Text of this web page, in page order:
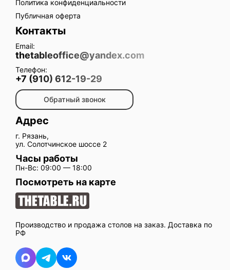
Производство и продажа столов на заказ. Доставка по
РФ
Политика конфиденциальности
Публичная оферта
Контакты
Email:
thetableoffice@yandex.com
Телефон:
+7 (910) 612-19-29
Обратный звонок
Адрес
г. Рязань,
ул. Солотчинское шоссе 2
Часы работы
Пн-Вс: 09:00 — 18:00
Посмотреть на карте